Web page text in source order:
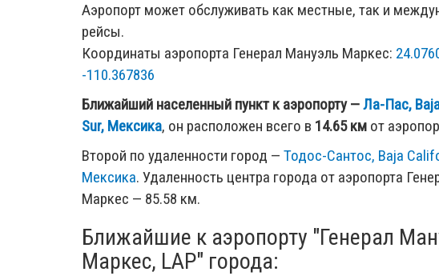
Аэропорт может обслуживать как местные, так и
рейсы.
Координаты аэропорта Генерал Мануэль Маркес:
-110.367836
Ближайший населенный пункт к аэропорту —Ла-Пас,
Sur, Мексика, он расположен всего в 14.65 км от
Второй по удаленности город — Тодос-Сантос, Baja
Мексика. Удаленность центра города от аэропорта
Маркес — 85.58 км.
Ближайшие к аэропорту "Генерал
Маркес, LAP" города: